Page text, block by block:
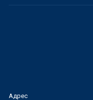
Адрес